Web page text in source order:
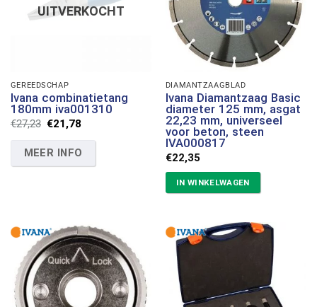
UITVERKOCHT
GEREEDSCHAP
Ivana combinatietang
180mm iva001310
€27,23 Oorspronkelijke
€27,23.
€21,78Huidige
€21,78.
MEER INFO
DIAMANTZAAGBLAD
Ivana Diamantzaag Basic
diameter 125 mm, asgat
22,23 mm, universeel
voor beton, steen
IVA000817
€22,35
IN WINKELWAGEN